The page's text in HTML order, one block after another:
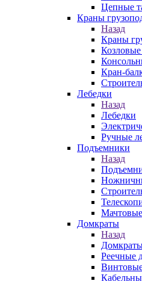
Цепные
Краны
Назад
Краны
Кран-
Лебедки
Назад
Лебедки
Ручные
Подъемники
Назад
Домкраты
Назад
Реечные